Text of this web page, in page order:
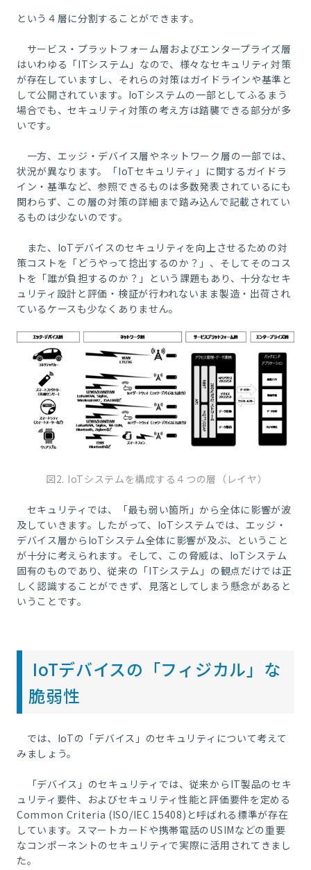
という４層に分割することができます。
サービス・プラットフォーム層およびエンタープライズ層
はいわゆる「ITシステム」なので、様々なセキュリティ対策
が存在していますし、それらの対策はガイドラインや基準と
して公開されています。 IoTシステムの一部としてふるまう
場合でも、セキュリティ対策の考え方は踏襲できる部分が多
いです。
一方、エッジ・デバイス層やネットワーク層の一部では、
状況が異なります。「IoTセキュリティ」に関するガイドラ
イン・基準など、参照できるものは多数発表されているにも
関わらず、この層の対策の詳細まで踏み込んで記載されてい
るものは少ないのです。
また、 IoTデバイスのセキュリティを向上させるための対
策コストを「どうやって捻出するのか？」、そしてそのコス
トを「誰が負担するのか？」という課題もあり、十分なセキ
ュリティ設計と評価・検証が行われないまま製造・出荷され
ているケースも少なくありません。
図2. IoTシステムを構成する４つの層（レイヤ）
セキュリティでは、「最も弱い箇所」から全体に影響が波
及していきます。したがって、 IoTシステムでは、エッジ・
デバイス層から IoTシステム全体に影響が及ぶ、ということ
が十分に考えられます。そして、この脅威は、 IoTシステム
固有のものであり、従来の「ITシステム」の観点だけでは正
しく認識することができず、見落としてしまう懸念があると
いうことです。
IoTデバイスの「フィジカル」な
脆弱性
では、 IoTの「デバイス」のセキュリティについて考えて
みましょう。
「デバイス」のセキュリティでは、従来から IT製品のセキ
ュリティ要件、およびセキュリティ性能と評価要件を定める
Common Criteria (ISO/IEC 15408) と呼ばれる標準が存在
しています。スマートカードや携帯電話の USIMなどの重要
なコンポーネントのセキュリティで実際に活用されてきまし
た。